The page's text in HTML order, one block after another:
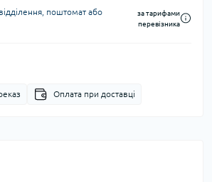
поштомат або
за тарифами
перевізника
Оплата при доставці